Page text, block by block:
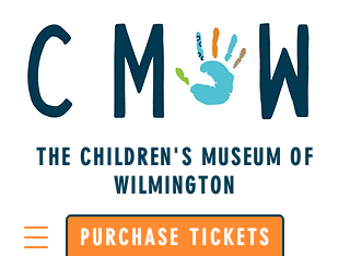
THE CHILDREN'S MUSEUM OF
WILMINGTON
PURCHASE TICKETS